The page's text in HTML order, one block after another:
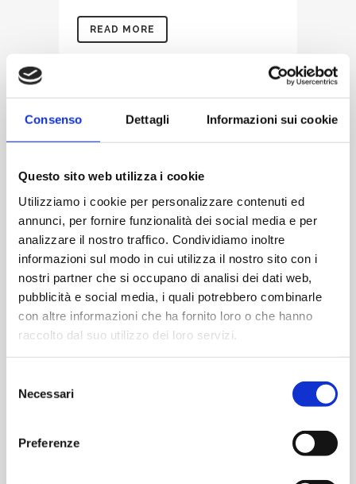
Consenso Dettagli Informazioni sui cookie
Questo sito web utilizza i cookie
Utilizziamo i cookie per personalizzare contenuti ed
annunci, per fornire funzionalità dei social media e per
analizzare il nostro traffico. Condividiamo inoltre
informazioni sul modo in cui utilizza il nostro sito con i
nostri partner che si occupano di analisi dei dati web,
pubblicità e social media, i quali potrebbero combinarle
con altre informazioni che ha fornito loro o che hanno
raccolto dal suo utilizzo dei loro servizi.
delNecessari
Preferenze
READ MORE